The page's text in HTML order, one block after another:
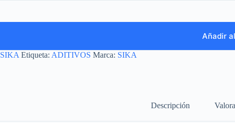
Añadir
SIKA Etiqueta: ADITIVOS Marca: SIKA
Descripción